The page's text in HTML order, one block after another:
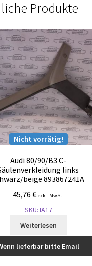
Produkte
Nicht vorrätig!
Audi 80/90/B3 C-
links
beige 893867241A
45,76€ exkl. MwSt.
SKU: IA17
Weiterlesen
lieferbar bitte Email